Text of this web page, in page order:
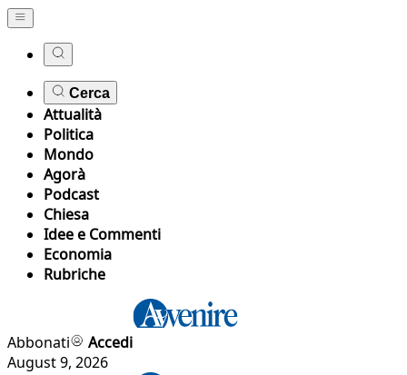
Cerca
Attualità
Politica
Mondo
Agorà
Podcast
Chiesa
Idee e Commenti
Economia
Rubriche
Abbonati
Accedi
August 9, 2026